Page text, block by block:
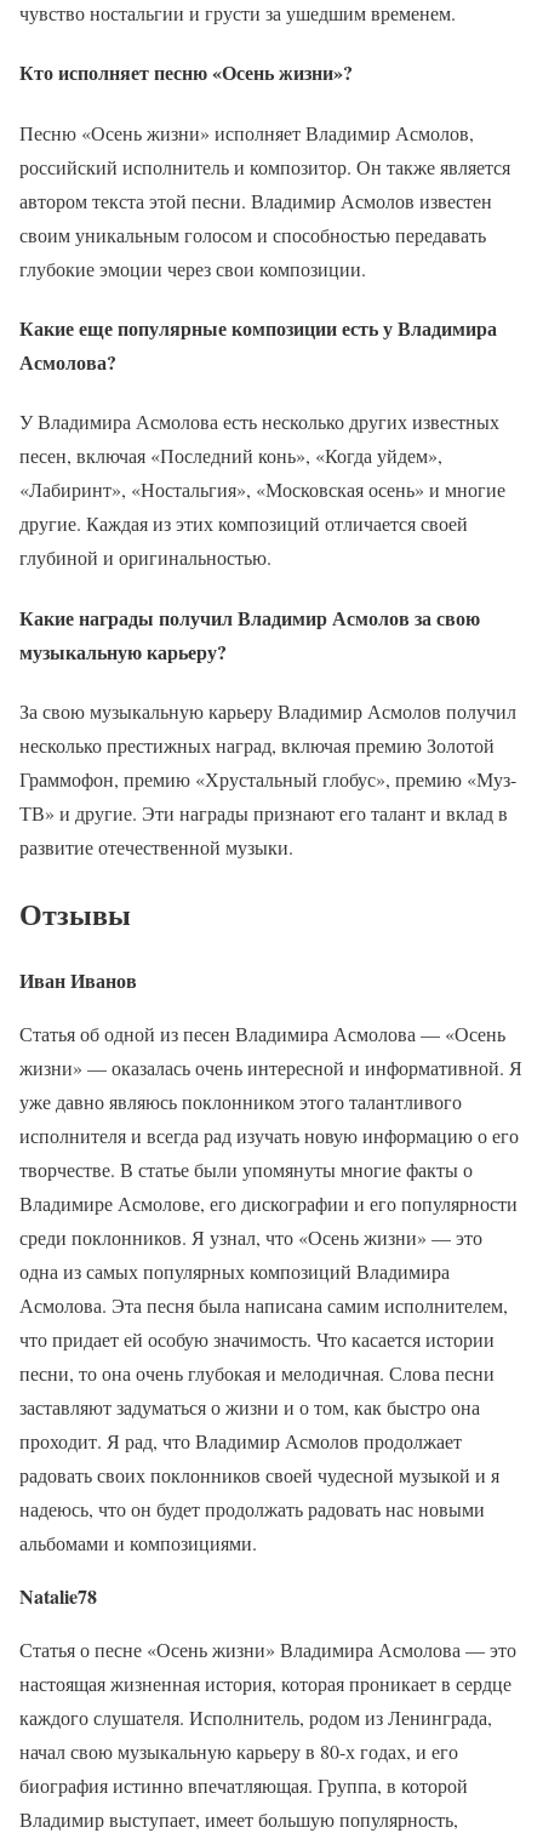
чувство ностальгии и грусти за ушедшим временем.
Кто исполняет песню «Осень жизни»?
Песню «Осень жизни» исполняет Владимир Асмолов,
российский исполнитель и композитор. Он также является
автором текста этой песни. Владимир Асмолов известен
своим уникальным голосом и способностью передавать
глубокие эмоции через свои композиции.
Какие еще популярные композиции есть у Владимира
Асмолова?
У Владимира Асмолова есть несколько других известных
песен, включая «Последний конь», «Когда уйдем»,
«Лабиринт», «Ностальгия», «Московская осень» и многие
другие. Каждая из этих композиций отличается своей
глубиной и оригинальностью.
Какие награды получил Владимир Асмолов за свою
музыкальную карьеру?
За свою музыкальную карьеру Владимир Асмолов получил
несколько престижных наград, включая премию Золотой
Граммофон, премию «Хрустальный глобус», премию «Муз-
ТВ» и другие. Эти награды признают его талант и вклад в
развитие отечественной музыки.
Отзывы
Иван Иванов
Статья об одной из песен Владимира Асмолова — «Осень
жизни» — оказалась очень интересной и информативной. Я
уже давно являюсь поклонником этого талантливого
исполнителя и всегда рад изучать новую информацию о его
творчестве. В статье были упомянуты многие факты о
Владимире Асмолове, его дискографии и его популярности
среди поклонников. Я узнал, что «Осень жизни» — это
одна из самых популярных композиций Владимира
Асмолова. Эта песня была написана самим исполнителем,
что придает ей особую значимость. Что касается истории
песни, то она очень глубокая и мелодичная. Слова песни
заставляют задуматься о жизни и о том, как быстро она
проходит. Я рад, что Владимир Асмолов продолжает
радовать своих поклонников своей чудесной музыкой и я
надеюсь, что он будет продолжать радовать нас новыми
альбомами и композициями.
Natalie78
Статья о песне «Осень жизни» Владимира Асмолова — это
настоящая жизненная история, которая проникает в сердце
каждого слушателя. Исполнитель, родом из Ленинграда,
начал свою музыкальную карьеру в 80-х годах, и его
биография истинно впечатляющая. Группа, в которой
Владимир выступает, имеет большую популярность,